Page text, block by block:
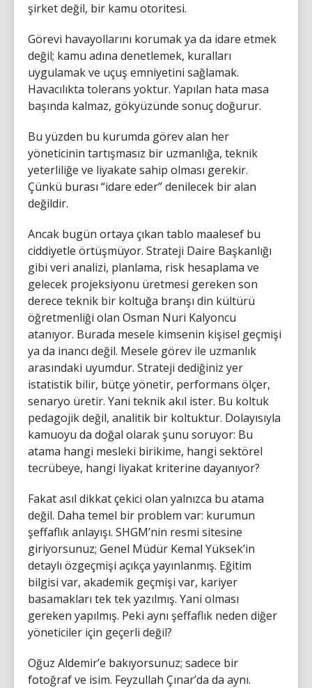
şirket değil, bir kamu otoritesi.
Görevi havayollarını korumak ya da idare etmek
değil; kamu adına denetlemek, kuralları
uygulamak ve uçuş emniyetini sağlamak.
Havacılıkta tolerans yoktur. Yapılan hata masa
başında kalmaz, gökyüzünde sonuç doğurur.
Bu yüzden bu kurumda görev alan her
yöneticinin tartışmasız bir uzmanlığa, teknik
yeterliliğe ve liyakate sahip olması gerekir.
Çünkü burası “idare eder” denilecek bir alan
değildir.
Ancak bugün ortaya çıkan tablo maalesef bu
ciddiyetle örtüşmüyor. Strateji Daire Başkanlığı
gibi veri analizi, planlama, risk hesaplama ve
gelecek projeksiyonu üretmesi gereken son
derece teknik bir koltuğa branşı din kültürü
öğretmenliği olan Osman Nuri Kalyoncu
atanıyor. Burada mesele kimsenin kişisel geçmişi
ya da inancı değil. Mesele görev ile uzmanlık
arasındaki uyumdur. Strateji dediğiniz yer
istatistik bilir, bütçe yönetir, performans ölçer,
senaryo üretir. Yani teknik akıl ister. Bu koltuk
pedagojik değil, analitik bir koltuktur. Dolayısıyla
kamuoyu da doğal olarak şunu soruyor: Bu
atama hangi mesleki birikime, hangi sektörel
tecrübeye, hangi liyakat kriterine dayanıyor?
Fakat asıl dikkat çekici olan yalnızca bu atama
değil. Daha temel bir problem var: kurumun
şeffaflık anlayışı. SHGM’nin resmi sitesine
giriyorsunuz; Genel Müdür Kemal Yüksek’in
detaylı özgeçmişi açıkça yayınlanmış. Eğitim
bilgisi var, akademik geçmişi var, kariyer
basamakları tek tek yazılmış. Yani olması
gereken yapılmış. Peki aynı şeffaflık neden diğer
yöneticiler için geçerli değil?
Oğuz Aldemir’e bakıyorsunuz; sadece bir
fotoğraf ve isim. Feyzullah Çınar’da da aynı.